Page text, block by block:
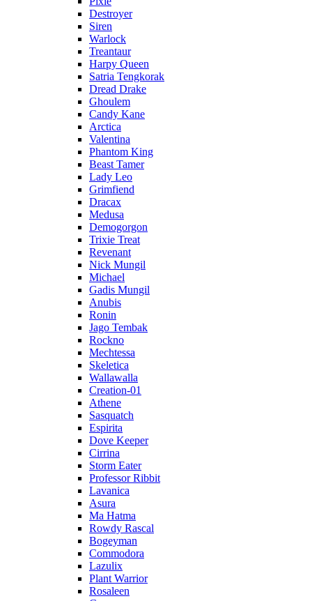
Destroyer
Siren
Warlock
Treantaur
Harpy Queen
Satria Tengkorak
Dread Drake
Ghoulem
Candy Kane
Arctica
Valentina
Phantom King
Beast Tamer
Lady Leo
Grimfiend
Dracax
Medusa
Demogorgon
Trixie Treat
Revenant
Nick Mungil
Michael
Gadis Mungil
Anubis
Ronin
Jago Tembak
Rockno
Mechtessa
Skeletica
Wallawalla
Creation-01
Athene
Sasquatch
Espirita
Dove Keeper
Cirrina
Storm Eater
Professor Ribbit
Lavanica
Asura
Ma Hatma
Rowdy Rascal
Bogeyman
Commodora
Lazulix
Plant Warrior
Rosaleen